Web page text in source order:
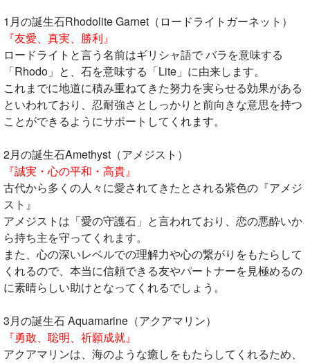
1月の誕生石Rhodolite Garnet（ロードライトガーネット）
『友愛、真実、勝利』
ロードライトと言う名前はギリシャ語で バラを意味する
「Rhodo」と、石を意味する「Lite」に由来します。
これまでに地道に積み重ねてきた努力を実らせる効果がある
といわれており、忍耐強さとしっかりと前向きな意思を持つ
ことができるようにサポートしてくれます。
2月の誕生石Amethyst（アメジスト）
『誠実・心の平和・高貴』
古代から多くの人々に愛されてきたとされる紫色の『アメジ
スト』
アメジストは「愛の守護石」と言われており、恋の悪酔いか
ら持ち主を守ってくれます。
また、心の深いレベルでの理解力や心の繋がりをもたらして
くれるので、本当に信頼できる友やパートナーを見極めるの
に素晴らしい助けとなってくれるでしょう。
3月の誕生石 Aquamarine（アクアマリン）
『勇敢、聡明、祈願成就』
アクアマリンは、海のような癒しをもたらしてくれるため、